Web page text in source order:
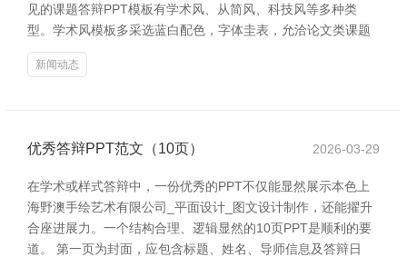
见的课题答辩PPT模板有学术风、从简风、科技风等多种类
型。学术风模板多采选蓝白配色，字体圭表，允洽论文类课题
新闻动态
优秀答辩PPT范文（10页） 2026-03-29
在学术或样式答辩中，一份优秀的PPT不仅能显然展示本色上
海野澳手绘艺术有限公司_平面设计_图文设计制作，还能擢升
合座进展力。一个结构合理、逻辑显然的10页PPT是顺利的要
道。 第一页为封面，应包含标题、姓名、导师信息及答辩日